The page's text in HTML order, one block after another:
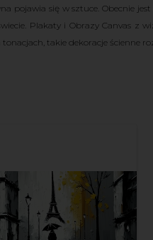
pojawia się w sztuce. Obecnie
Plakaty i Obrazy Canvas z
takie dekoracje ścienne